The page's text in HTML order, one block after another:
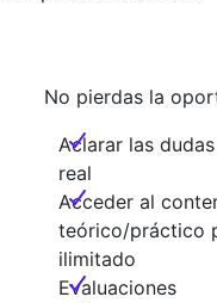
No pierdas la
Aclarar las
real
Acceder al
teórico/práctico
ilimitado
Evaluaciones